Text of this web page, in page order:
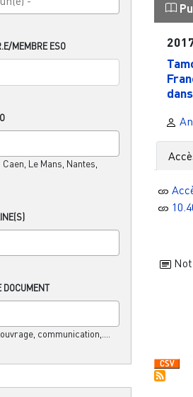
MEMBRE ESO
Le Mans, Nantes,
DOCUMENT
communication,....